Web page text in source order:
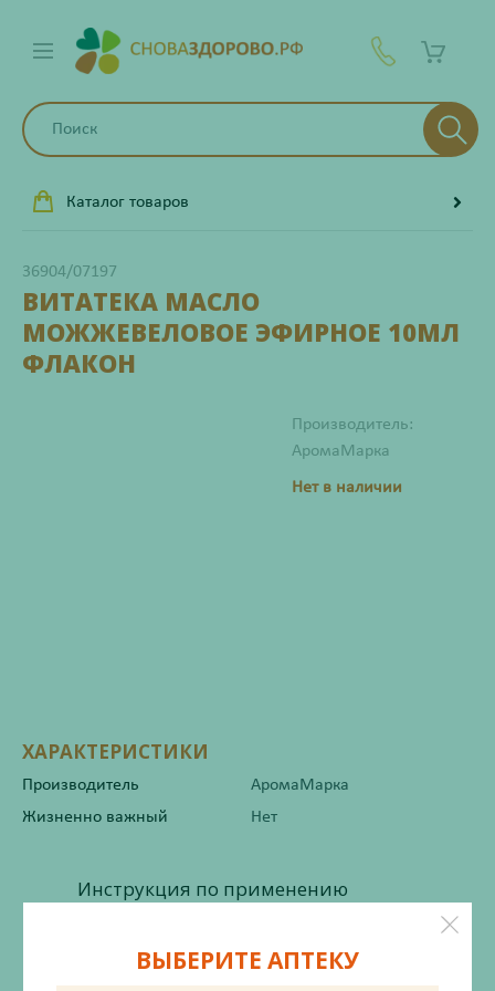
Каталог товаров
36904/07197
ВИТАТЕКА МАСЛО
МОЖЖЕВЕЛОВОЕ ЭФИРНОЕ 10МЛ
ФЛАКОН
Производитель:
АромаМарка
Нет в наличии
ХАРАКТЕРИСТИКИ
Производитель
АромаМарка
Жизненно важный
Нет
Инструкция по применению
Состав
ВЫБЕРИТЕ АПТЕКУ